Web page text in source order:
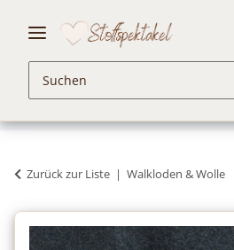
Zurück zur Liste Walkloden & Wolle